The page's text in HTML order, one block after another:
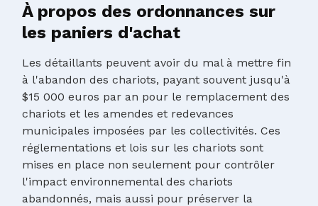
À propos des ordonnances sur
les paniers d'achat
Les détaillants peuvent avoir du mal à mettre fin
à l'abandon des chariots, payant souvent jusqu'à
$15 000 euros par an pour le remplacement des
chariots et les amendes et redevances
municipales imposées par les collectivités. Ces
réglementations et lois sur les chariots sont
mises en place non seulement pour contrôler
l'impact environnemental des chariots
abandonnés, mais aussi pour préserver la